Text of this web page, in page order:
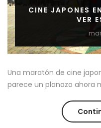
CINE JAPONES
VER
Una maratón de cine
parece un planazo ahora